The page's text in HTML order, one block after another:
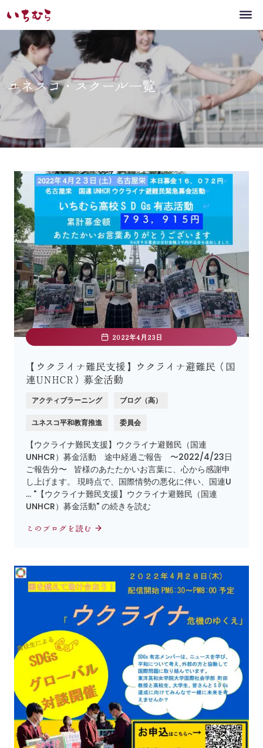
ユネスコ・スクール一覧
2022年4月23日
【ウクライナ難民支援】ウクライナ避難民（国
連UNHCR）募金活動
アクティブラーニング ブログ（高）
ユネスコ平和教育推進 委員会
【ウクライナ難民支援】ウクライナ避難民（国連
UNHCR）募金活動 途中経過ご報告 〜2022/4/23日
ご報告分〜 皆様のあたたかいお言葉に、心から感謝申
し上げます。 現時点で、国際情勢の悪化に伴い、国連U
… "【ウクライナ難民支援】ウクライナ避難民（国連
UNHCR）募金活動" の続きを読む
このブログを読む